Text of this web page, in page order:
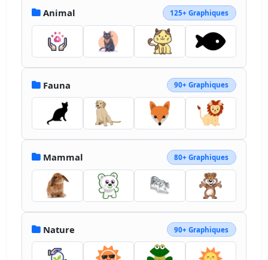
Animal 125+ Graphiques
Fauna 90+ Graphiques
Mammal 80+ Graphiques
Nature 90+ Graphiques